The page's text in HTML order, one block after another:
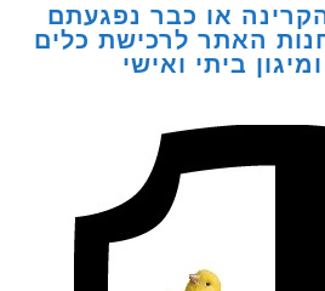
או כבר נפגעתם
לרכישת כלים
ביתי ואישי